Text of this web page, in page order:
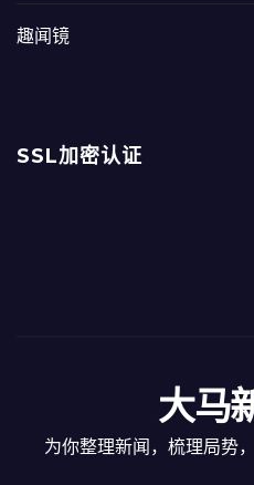
趣闻镜
SSL加密认证
大马
为你整理新闻，梳理局势